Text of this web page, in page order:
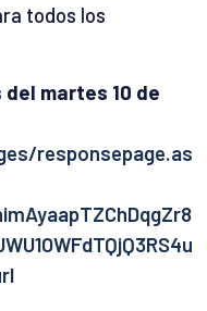
todos los
martes 10 de
responsepage.as